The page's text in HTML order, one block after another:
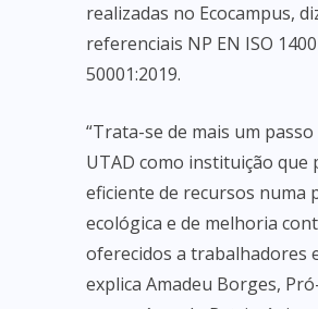
realizadas no Ecocampus,
referenciais NP EN ISO
50001:2019.
“Trata-se de mais um
UTAD como instituição que
eficiente de recursos numa
ecológica e de melhoria
oferecidos a trabalhadores
explica Amadeu Borges,